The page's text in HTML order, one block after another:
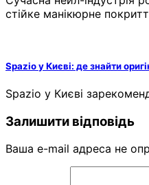
стійке манікюрне
Spazio у Києві: де знайти
Spazio у Києві
Залишити відповідь
Ваша e-mail адреса не